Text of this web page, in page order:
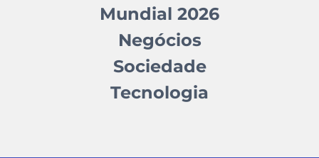
Mundial 2026
Negócios
Sociedade
Tecnologia